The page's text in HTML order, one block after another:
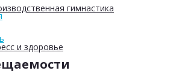
гимнастика
и здоровье